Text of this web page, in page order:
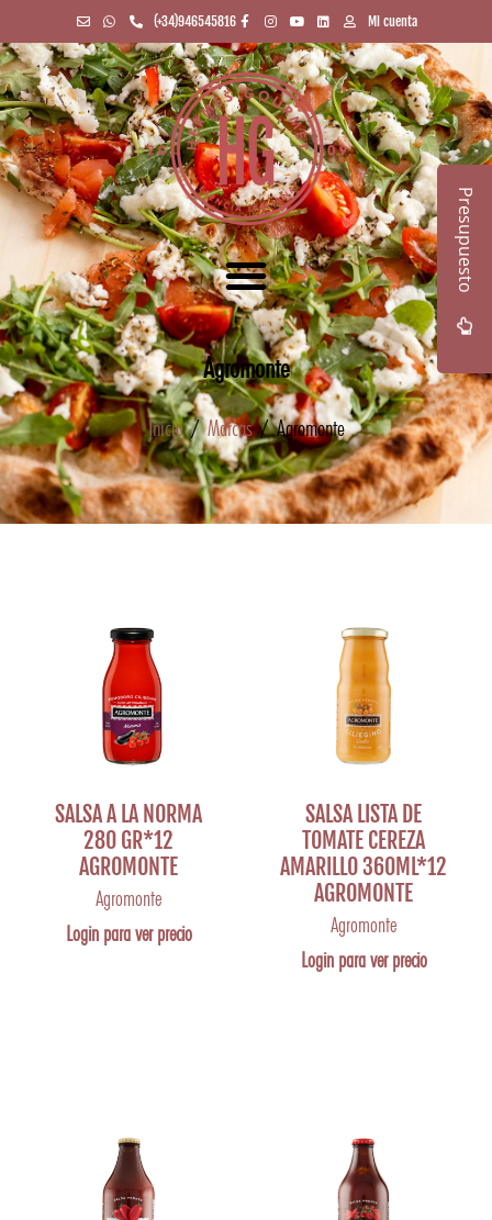
(+34)946545816 Mi cuenta
Agromonte
Inicio/Marcas/ Agromonte
SALSA A LA NORMA
280 GR*12
AGROMONTE
Agromonte
Login para ver precio
SALSA LISTA DE
TOMATE CEREZA
AMARILLO 360ML*12
AGROMONTE
Agromonte
Login para ver precio
Presupuesto